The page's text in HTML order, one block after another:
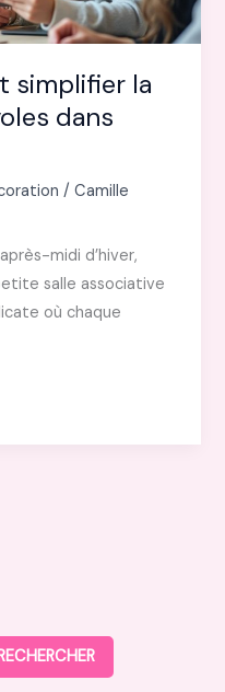
simplifier la
dans
/Camille
midi d’hiver,
salle associative
où chaque